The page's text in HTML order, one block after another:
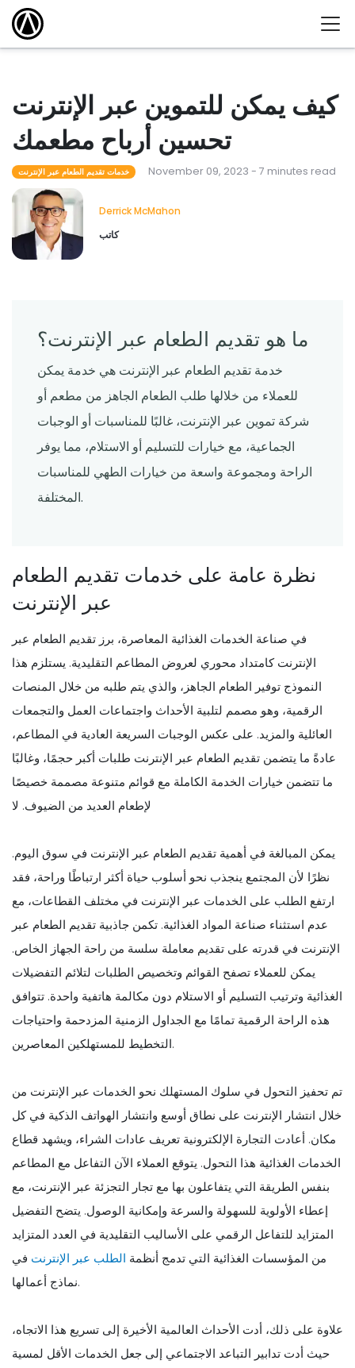
كيف يمكن للتموين عبر الإنترنت
تحسين أرباح مطعمك
خدمات تقديم الطعام عبر الإنترنت November 09, 2023 - 7 minutes read
Derrick McMahon
كاتب
ما هو تقديم الطعام عبر الإنترنت؟
خدمة تقديم الطعام عبر الإنترنت هي خدمة يمكن
للعملاء من خلالها طلب الطعام الجاهز من مطعم أو
شركة تموين عبر الإنترنت، غالبًا للمناسبات أو الوجبات
الجماعية، مع خيارات للتسليم أو الاستلام، مما يوفر
الراحة ومجموعة واسعة من خيارات الطهي للمناسبات
المختلفة.
نظرة عامة على خدمات تقديم الطعام
عبر الإنترنت
في صناعة الخدمات الغذائية المعاصرة، برز تقديم الطعام عبر
الإنترنت كامتداد محوري لعروض المطاعم التقليدية. يستلزم هذا
النموذج توفير الطعام الجاهز، والذي يتم طلبه من خلال المنصات
الرقمية، وهو مصمم لتلبية الأحداث واجتماعات العمل والتجمعات
العائلية والمزيد. على عكس الوجبات السريعة العادية في المطاعم،
عادةً ما يتضمن تقديم الطعام عبر الإنترنت طلبات أكبر حجمًا، وغالبًا
ما تتضمن خيارات الخدمة الكاملة مع قوائم متنوعة مصممة خصيصًا
لإطعام العديد من الضيوف. لا
يمكن المبالغة في أهمية تقديم الطعام عبر الإنترنت في سوق اليوم.
نظرًا لأن المجتمع ينجذب نحو أسلوب حياة أكثر ارتباطًا وراحة، فقد
ارتفع الطلب على الخدمات عبر الإنترنت في مختلف القطاعات، مع
عدم استثناء صناعة المواد الغذائية. تكمن جاذبية تقديم الطعام عبر
الإنترنت في قدرته على تقديم معاملة سلسة من راحة الجهاز الخاص.
يمكن للعملاء تصفح القوائم وتخصيص الطلبات لتلائم التفضيلات
الغذائية وترتيب التسليم أو الاستلام دون مكالمة هاتفية واحدة. تتوافق
هذه الراحة الرقمية تمامًا مع الجداول الزمنية المزدحمة واحتياجات
التخطيط للمستهلكين المعاصرين.
تم تحفيز التحول في سلوك المستهلك نحو الخدمات عبر الإنترنت من
خلال انتشار الإنترنت على نطاق أوسع وانتشار الهواتف الذكية في كل
مكان. أعادت التجارة الإلكترونية تعريف عادات الشراء، ويشهد قطاع
الخدمات الغذائية هذا التحول. يتوقع العملاء الآن التفاعل مع المطاعم
بنفس الطريقة التي يتفاعلون بها مع تجار التجزئة عبر الإنترنت، مع
إعطاء الأولوية للسهولة والسرعة وإمكانية الوصول. يتضح التفضيل
المتزايد للتفاعل الرقمي على الأساليب التقليدية في العدد المتزايد
من المؤسسات الغذائية التي تدمج أنظمة الطلب عبر الإنترنت في
نماذج أعمالها.
علاوة على ذلك، أدت الأحداث العالمية الأخيرة إلى تسريع هذا الاتجاه،
حيث أدت تدابير التباعد الاجتماعي إلى جعل الخدمات الأقل لمسية